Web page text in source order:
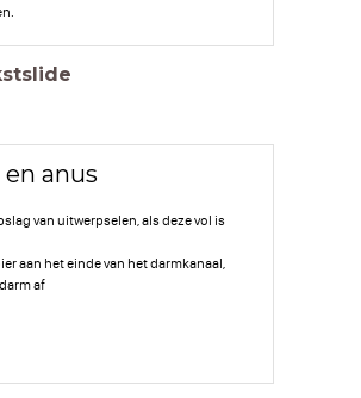
anus
van uitwerpselen, als deze vol is
aan het einde van het darmkanaal,
af